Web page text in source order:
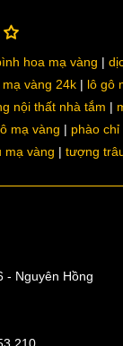
hoa mạ vàng
vàng 24k
lô gô
nội thất nhà tắm
mạ vàng
phào chỉ
mạ vàng tượng
- Nguyên Hồng